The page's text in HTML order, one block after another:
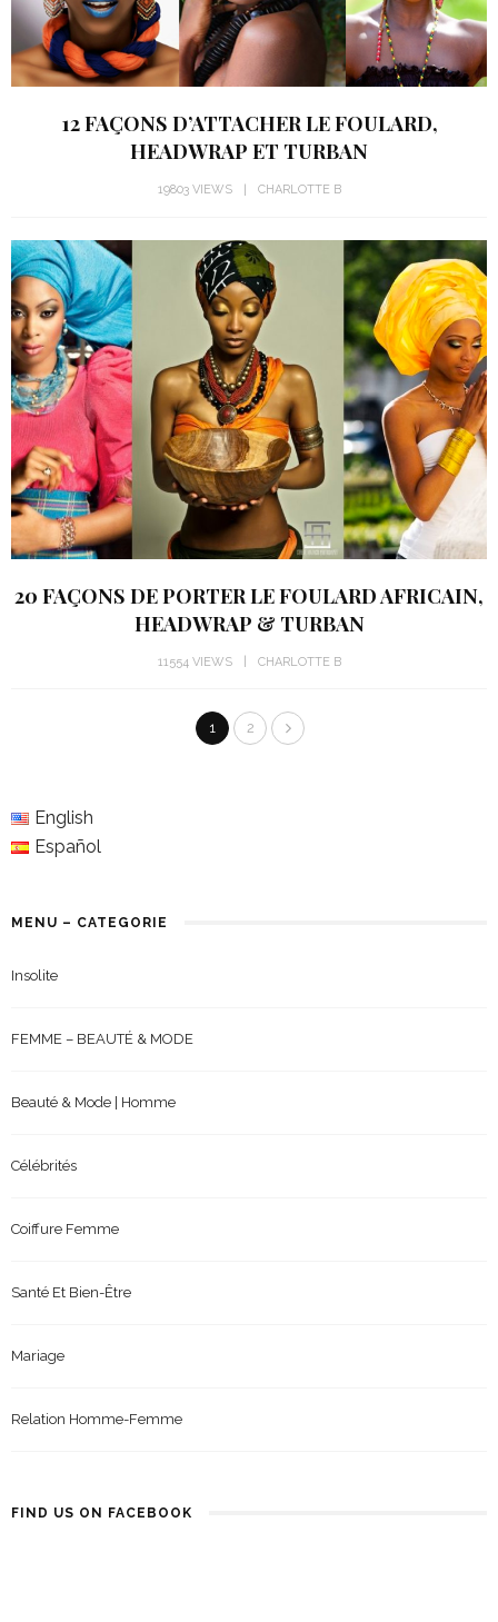
12 FAÇONS D’ATTACHER LE FOULARD,
HEADWRAP ET TURBAN
19803 VIEWS CHARLOTTE B
20 FAÇONS DE PORTER LE FOULARD AFRICAIN,
HEADWRAP & TURBAN
11554 VIEWS CHARLOTTE B
1 2
English
Español
MENU – CATEGORIE
Insolite
FEMME – BEAUTÉ & MODE
Beauté & Mode | Homme
Célébrités
Coiffure Femme
Santé Et Bien-Être
Mariage
Relation Homme-Femme
FIND US ON FACEBOOK